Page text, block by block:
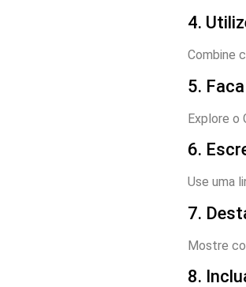
4.
Combine
5.
Explore o
6.
Use uma
7.
Mostre
8.